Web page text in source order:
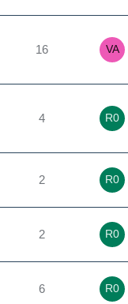
16
4
2
2
6